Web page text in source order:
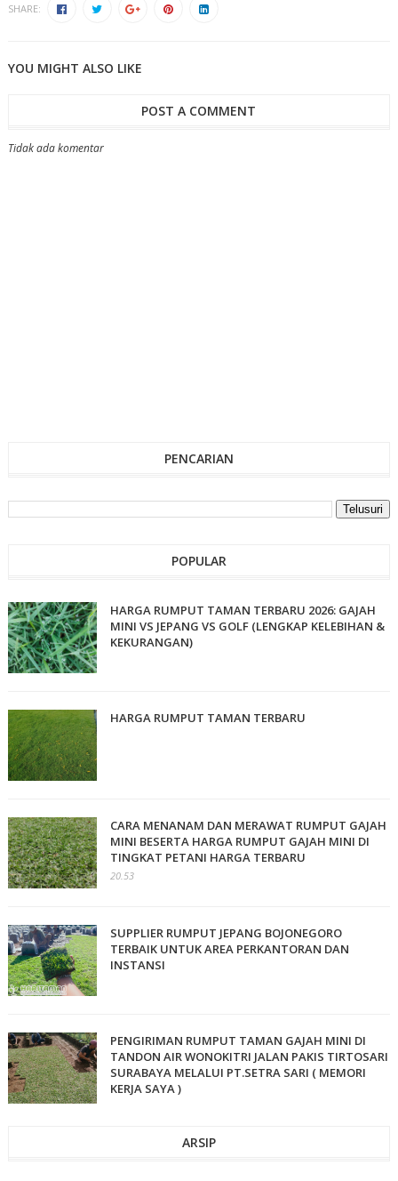
SHARE:
YOU MIGHT ALSO LIKE
POST A COMMENT
Tidak ada komentar
PENCARIAN
POPULAR
HARGA RUMPUT TAMAN TERBARU 2026: GAJAH
MINI VS JEPANG VS GOLF (LENGKAP KELEBIHAN &
KEKURANGAN)
HARGA RUMPUT TAMAN TERBARU
CARA MENANAM DAN MERAWAT RUMPUT GAJAH
MINI BESERTA HARGA RUMPUT GAJAH MINI DI
TINGKAT PETANI HARGA TERBARU
20.53
SUPPLIER RUMPUT JEPANG BOJONEGORO
TERBAIK UNTUK AREA PERKANTORAN DAN
INSTANSI
PENGIRIMAN RUMPUT TAMAN GAJAH MINI DI
TANDON AIR WONOKITRI JALAN PAKIS TIRTOSARI
SURABAYA MELALUI PT.SETRA SARI ( MEMORI
KERJA SAYA )
ARSIP